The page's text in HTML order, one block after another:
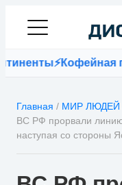
⚡Кофейная гуща
Главная / МИР ЛЮДЕЙ
ВС РФ прорвали
наступая со стороны